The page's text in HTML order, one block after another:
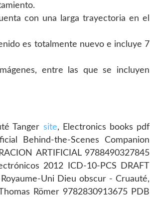
con una larga trayectoria en el
es totalmente nuevo e incluye 7
entre las que se incluyen
Tanger site, Electronics books pdf
Behind-the-Scenes Companion
ARTIFICIAL 9788490327845
2012 ICD-10-PCS DRAFT
Uni Dieu obscur - Cruauté,
Römer 9782830913675 PDB